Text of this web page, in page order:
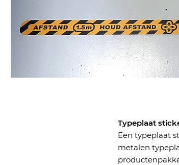
Typeplaat
Een typeplaat
metalen